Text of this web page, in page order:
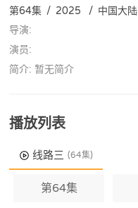
第64集 / 2025 / 中国大陆
导演:
演员:
简介: 暂无简介
播放列表
线路三 (64集)
第64集